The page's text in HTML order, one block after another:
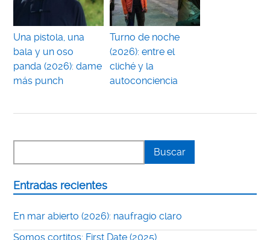
Una pistola, una
bala y un oso
panda (2026): dame
más punch
Turno de noche
(2026): entre el
cliché y la
autoconciencia
Entradas recientes
En mar abierto (2026): naufragio claro
Somos cortitos: First Date (2025)